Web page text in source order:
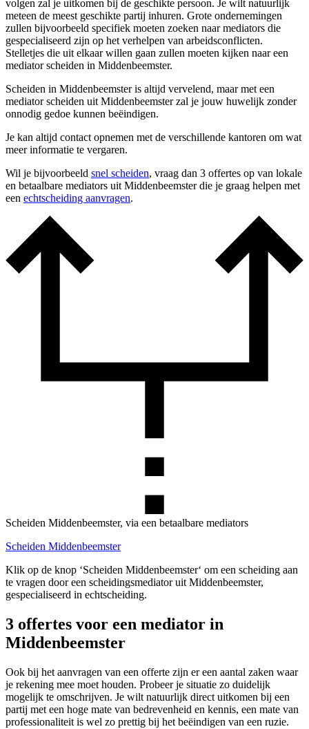
volgen zal je uitkomen bij de geschikte persoon. Je wilt natuurlijk
meteen de meest geschikte partij inhuren. Grote ondernemingen
zullen bijvoorbeeld specifiek moeten zoeken naar mediators die
gespecialiseerd zijn op het verhelpen van arbeidsconflicten.
Stelletjes die uit elkaar willen gaan zullen moeten kijken naar een
mediator scheiden in Middenbeemster.
Scheiden in Middenbeemster is altijd vervelend, maar met een
mediator scheiden uit Middenbeemster zal je jouw huwelijk zonder
onnodig gedoe kunnen beëindigen.
Je kan altijd contact opnemen met de verschillende kantoren om wat
meer informatie te vergaren.
Wil je bijvoorbeeld snel scheiden, vraag dan 3 offertes op van lokale
en betaalbare mediators uit Middenbeemster die je graag helpen met
een echtscheiding aanvragen.
Scheiden Middenbeemster, via een betaalbare mediators
Scheiden Middenbeemster
Klik op de knop ‘Scheiden Middenbeemster‘ om een scheiding aan
te vragen door een scheidingsmediator uit Middenbeemster,
gespecialiseerd in echtscheiding.
3 offertes voor een mediator in
Middenbeemster
Ook bij het aanvragen van een offerte zijn er een aantal zaken waar
je rekening mee moet houden. Probeer je situatie zo duidelijk
mogelijk te omschrijven. Je wilt natuurlijk direct uitkomen bij een
partij met een hoge mate van bedrevenheid en kennis, een mate van
professionaliteit is wel zo prettig bij het beëindigen van een ruzie.